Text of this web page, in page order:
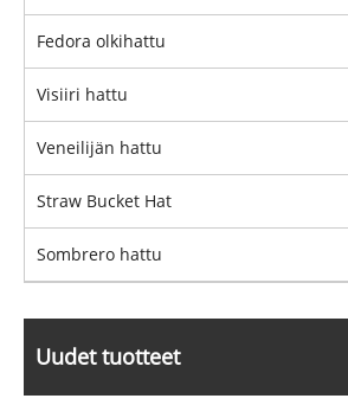
Fedora olkihattu
Visiiri hattu
Veneilijän hattu
Straw Bucket Hat
Sombrero hattu
Uudet tuotteet